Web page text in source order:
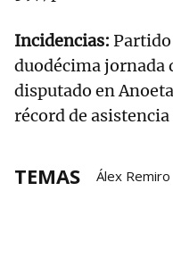
Incidencias:
duodécima jornada
disputado en
récord de
TEMAS Álex Remiro